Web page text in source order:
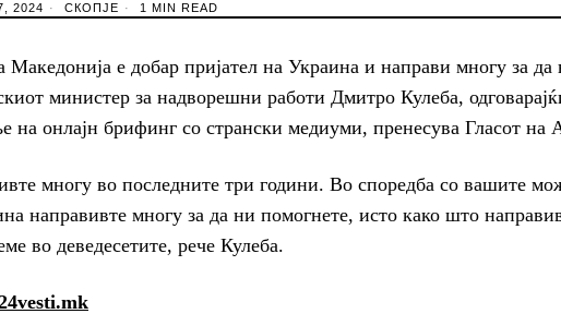
2024 СКОПЈЕ 1 MIN READ
Македонија е добар пријател на Украина и направи многу за
министер за надворешни работи Дмитро Кулеба,
на онлајн брифинг со странски медиуми, пренесува Гласот на
многу во последните три години. Во споредба со вашите
направивте многу за да ни помогнете, исто како што
во деведесетите, рече Кулеба.